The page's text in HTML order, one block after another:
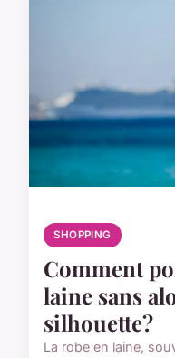
SHOPPING
Comment
laine sans
silhouette?
La robe en laine,